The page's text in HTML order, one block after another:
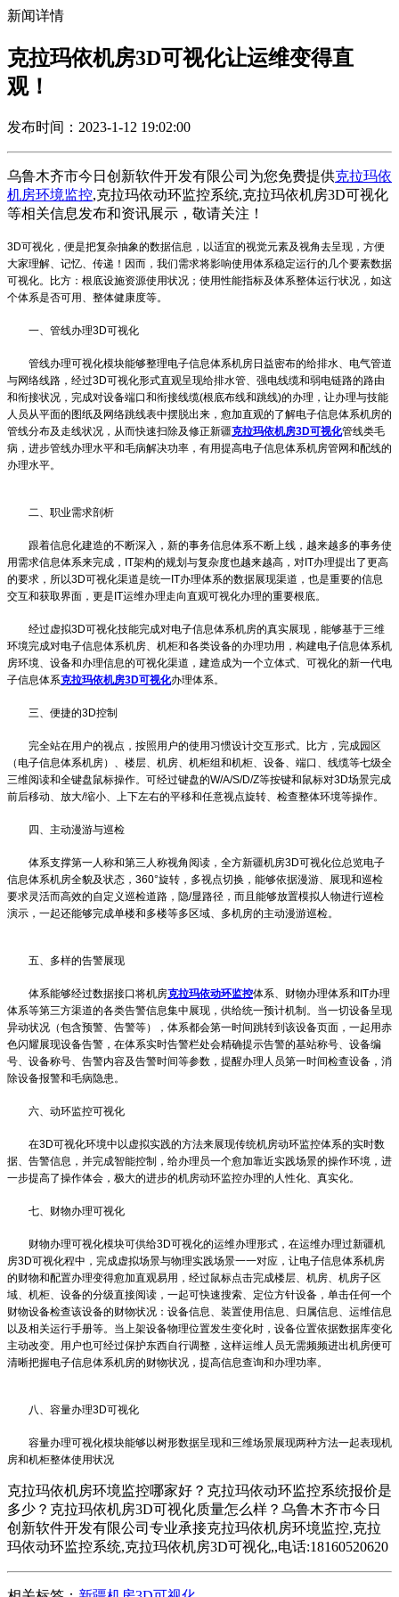
新闻详情
克拉玛依机房3D可视化让运维变得直
观！
发布时间：2023-1-12 19:02:00
乌鲁木齐市今日创新软件开发有限公司为您免费提供克拉玛依
机房环境监控,克拉玛依动环监控系统,克拉玛依机房3D可视化
等相关信息发布和资讯展示，敬请关注！
3D可视化，便是把复杂抽象的数据信息，以适宜的视觉元素及视角去呈现，方便
大家理解、记忆、传递！因而，我们需求将影响使用体系稳定运行的几个要素数据
可视化。比方：根底设施资源使用状况；使用性能指标及体系整体运行状况，如这
个体系是否可用、整体健康度等。
一、管线办理3D可视化
管线办理可视化模块能够整理电子信息体系机房日益密布的给排水、电气管道
与网络线路，经过3D可视化形式直观呈现给排水管、强电线缆和弱电链路的路由
和衔接状况，完成对设备端口和衔接线缆(根底布线和跳线)的办理，让办理与技能
人员从平面的图纸及网络跳线表中摆脱出来，愈加直观的了解电子信息体系机房的
管线分布及走线状况，从而快速扫除及修正新疆克拉玛依机房3D可视化管线类毛
病，进步管线办理水平和毛病解决功率，有用提高电子信息体系机房管网和配线的
办理水平。
二、职业需求剖析
跟着信息化建造的不断深入，新的事务信息体系不断上线，越来越多的事务使
用需求信息体系来完成，IT架构的规划与复杂度也越来越高，对IT办理提出了更高
的要求，所以3D可视化渠道是统一IT办理体系的数据展现渠道，也是重要的信息
交互和获取界面，更是IT运维办理走向直观可视化办理的重要根底。
经过虚拟3D可视化技能完成对电子信息体系机房的真实展现，能够基于三维
环境完成对电子信息体系机房、机柜和各类设备的办理功用，构建电子信息体系机
房环境、设备和办理信息的可视化渠道，建造成为一个立体式、可视化的新一代电
子信息体系克拉玛依机房3D可视化办理体系。
三、便捷的3D控制
完全站在用户的视点，按照用户的使用习惯设计交互形式。比方，完成园区
（电子信息体系机房）、楼层、机房、机柜组和机柜、设备、端口、线缆等七级全
三维阅读和全键盘鼠标操作。可经过键盘的W/A/S/D/Z等按键和鼠标对3D场景完成
前后移动、放大/缩小、上下左右的平移和任意视点旋转、检查整体环境等操作。
四、主动漫游与巡检
体系支撑第一人称和第三人称视角阅读，全方新疆机房3D可视化位总览电子
信息体系机房全貌及状态，360°旋转，多视点切换，能够依据漫游、展现和巡检
要求灵活而高效的自定义巡检道路，隐/显路径，而且能够放置模拟人物进行巡检
演示，一起还能够完成单楼和多楼等多区域、多机房的主动漫游巡检。
五、多样的告警展现
体系能够经过数据接口将机房克拉玛依动环监控体系、财物办理体系和IT办理
体系等第三方渠道的各类告警信息集中展现，供给统一预计机制。当一切设备呈现
异动状况（包含预警、告警等），体系都会第一时间跳转到该设备页面，一起用赤
色闪耀展现设备告警，在体系实时告警栏处会精确提示告警的基站称号、设备编
号、设备称号、告警内容及告警时间等参数，提醒办理人员第一时间检查设备，消
除设备报警和毛病隐患。
六、动环监控可视化
在3D可视化环境中以虚拟实践的方法来展现传统机房动环监控体系的实时数
据、告警信息，并完成智能控制，给办理员一个愈加靠近实践场景的操作环境，进
一步提高了操作体会，极大的进步的机房动环监控办理的人性化、真实化。
七、财物办理可视化
财物办理可视化模块可供给3D可视化的运维办理形式，在运维办理过新疆机
房3D可视化程中，完成虚拟场景与物理实践场景一一对应，让电子信息体系机房
的财物和配置办理变得愈加直观易用，经过鼠标点击完成楼层、机房、机房子区
域、机柜、设备的分级直接阅读，一起可快速搜索、定位方针设备，单击任何一个
财物设备检查该设备的财物状况：设备信息、装置使用信息、归属信息、运维信息
以及相关运行手册等。当上架设备物理位置发生变化时，设备位置依据数据库变化
主动改变。用户也可经过保护东西自行调整，这样运维人员无需频频进出机房便可
清晰把握电子信息体系机房的财物状况，提高信息查询和办理功率。
八、容量办理3D可视化
容量办理可视化模块能够以树形数据呈现和三维场景展现两种方法一起表现机
房和机柜整体使用状况
克拉玛依机房环境监控哪家好？克拉玛依动环监控系统报价是
多少？克拉玛依机房3D可视化质量怎么样？乌鲁木齐市今日
创新软件开发有限公司专业承接克拉玛依机房环境监控,克拉
玛依动环监控系统,克拉玛依机房3D可视化,,电话:18160520620